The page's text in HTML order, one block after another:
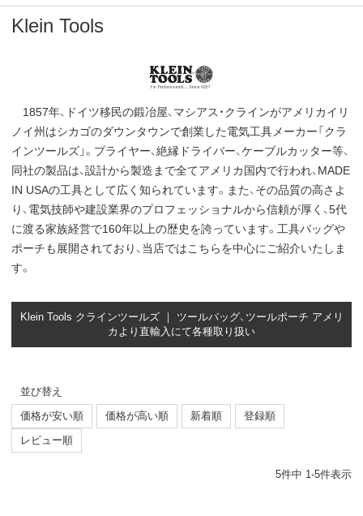
Klein Tools
1857年、ドイツ移民の鍛冶屋、マシアス・クラインがアメリカイリ
ノイ州はシカゴのダウンタウンで創業した電気工具メーカー「クラ
インツールズ」。プライヤー、絶縁ドライバー、ケーブルカッター等、
同社の製品は、設計から製造まで全てアメリカ国内で行われ、MADE
IN USAの工具として広く知られています。また、その品質の高さよ
り、電気技師や建設業界のプロフェッショナルから信頼が厚く、5代
に渡る家族経営で160年以上の歴史を誇っています。工具バッグや
ポーチも展開されており、当店ではこちらを中心にご紹介いたしま
す。
Klein Tools クラインツールズ ｜ ツールバッグ、ツールポーチ アメリ
カより直輸入にて各種取り扱い
並び替え
価格が安い順
価格が高い順 新着順
登録順
レビュー順
5件中 1-5件表示